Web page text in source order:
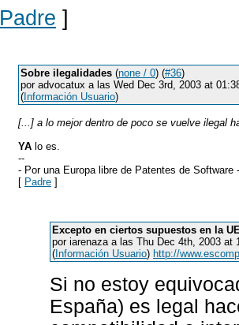
Padre ]
Sobre ilegalidades (none / 0) (#36)
por advocatux a las Wed Dec 3rd, 2003 at
( Información Usuario)
[...] a lo mejor dentro de poco se vuelve ilegal
YA lo es.
--
- Por una Europa libre de Patentes de Software
[ Padre ]
Excepto en ciertos supuestos en la
por iarenaza a las Thu Dec 4th, 2003 at
( Información Usuario) http://
Si no estoy
España) es legal